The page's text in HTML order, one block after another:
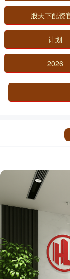
股天下配资
计划
2026